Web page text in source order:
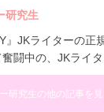
研究生
』JKライターの正
闘中の、JKライタ
研究生の他の記事を見